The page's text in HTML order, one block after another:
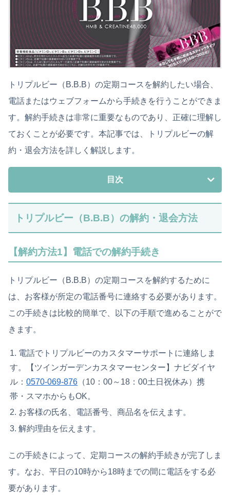
トリプルビー（B.B.B）の定期コースを解約したい場合、
電話またはウェブフォームから手続きを行うことができま
す。解約手続きは非常に重要なものであり、正確に理解し
ておくことが必要です。本記事では、トリプルビーの解
約・退会方法を詳しく解説します。
目次
トリプルビー（B.B.B）の解約・退会方法
【解約方法1】電話での解約手続き
トリプルビー（B.B.B）の定期コースを解約するために
は、お客様が所定の電話番号に連絡する必要があります。
この手続きは比較的簡単で、以下の手順で進めることがで
きます。
電話でトリプルビーのカスタマーサポートに連絡しま
す。【ツインガーデンカスタマーセンター】ナビダイヤ
ル：0570-069-876 （10：00～18：00土日祝休み）携
帯・スマホからもOK。
お客様の氏名、電話番号、商品名を伝えます。
解約理由を伝えます。
この手続きによって、定期コースの解約手続きが完了しま
す。なお、平日の10時から18時までの間に電話をする必
要があります。